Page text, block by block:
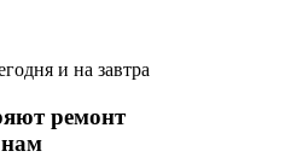
и на завтра
ремонт